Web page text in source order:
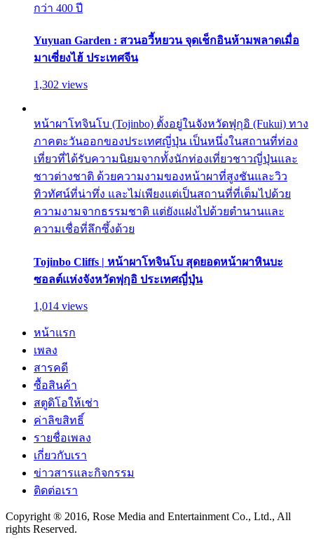
กว่า 400 ปี
Yuyuan Garden : สวนอวี้หยวน จุดเช็กอินห้ามพลาดเมื่อ
มาเซี่ยงไฮ้ ประเทศจีน
1,302 views
หน้าผาโทจินโบ (Tojinbo) ตั้งอยู่ในจังหวัดฟุกุอิ (Fukui) ทาง
ภาคตะวันออกของประเทศญี่ปุ่น เป็นหนึ่งในสถานที่ท่อง
เที่ยวที่ได้รับความนิยมจากทั้งนักท่องเที่ยวชาวญี่ปุ่นและ
ชาวต่างชาติ ด้วยความงามของหน้าผาที่สูงชันและวิว
ทิวทัศน์ที่น่าทึ่ง และไม่เพียงแต่เป็นสถานที่ที่เต็มไปด้วย
ความงามจากธรรมชาติ แต่ยังแฝงไปด้วยตำนานและ
ความเชื่อที่ลึกซึ้งด้วย
Tojinbo Cliffs | หน้าผาโทจินโบ สุดยอดหน้าผาหินบะ
ซอลต์แห่งจังหวัดฟุกุอิ ประเทศญี่ปุ่น
1,014 views
หน้าแรก
เพลง
สารคดี
ซื้อสินค้า
สตูดิโอให้เช่า
ค่าลิขสิทธิ์
รายชื่อเพลง
เกี่ยวกับเรา
ข่าวสารและกิจกรรม
ติดต่อเรา
Copyright ® 2016, Rose Media and Entertainment Co., Ltd., All
rights Reserved.